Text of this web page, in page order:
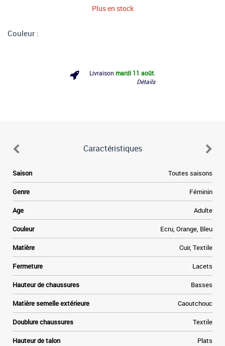
Plus en stock
Couleur :
Livraison mardi 11 août
Détails
Caractéristiques
Saison Toutes saisons
Genre Féminin
Age Adulte
Couleur Ecru, Orange, Bleu
Matière Cuir, Textile
Fermeture Lacets
Hauteur de chaussures Basses
Matière semelle extérieure Caoutchouc
Doublure chaussures Textile
Hauteur de talon Plats